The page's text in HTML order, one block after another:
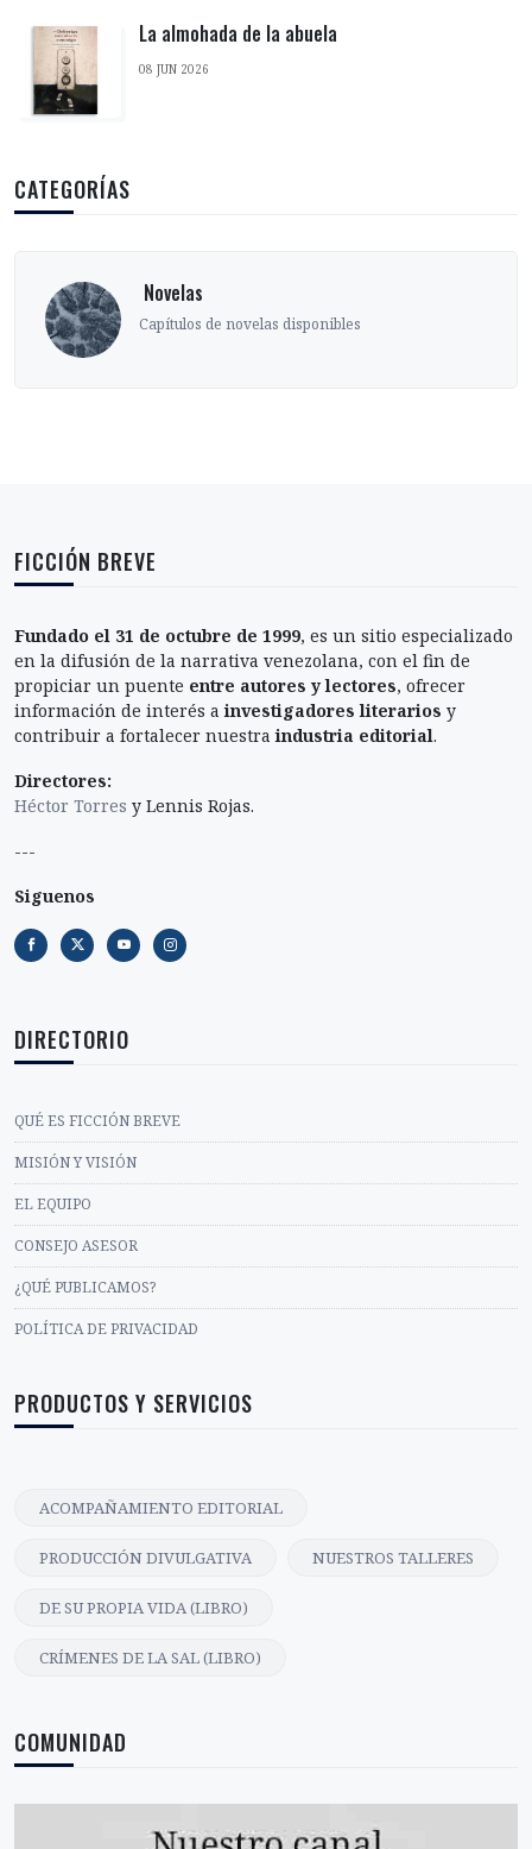
La almohada de la abuela
08 JUN 2026
CATEGORÍAS
‎ Novelas
Capítulos de novelas disponibles
FICCIÓN BREVE
Fundado el 31 de octubre de 1999, es un sitio especializado
en la difusión de la narrativa venezolana, con el fin de
propiciar un puente entre autores y lectores, ofrecer
información de interés ainvestigadores literarios y
contribuir a fortalecer nuestraindustria editorial.
Directores:
Héctor Torres y Lennis Rojas.
---
Siguenos
DIRECTORIO
QUÉ ES FICCIÓN BREVE
MISIÓN Y VISIÓN
EL EQUIPO
CONSEJO ASESOR
¿QUÉ PUBLICAMOS?
POLÍTICA DE PRIVACIDAD
PRODUCTOS Y SERVICIOS
ACOMPAÑAMIENTO EDITORIAL
PRODUCCIÓN DIVULGATIVA NUESTROS TALLERES
DE SU PROPIA VIDA (LIBRO)
CRÍMENES DE LA SAL (LIBRO)
COMUNIDAD